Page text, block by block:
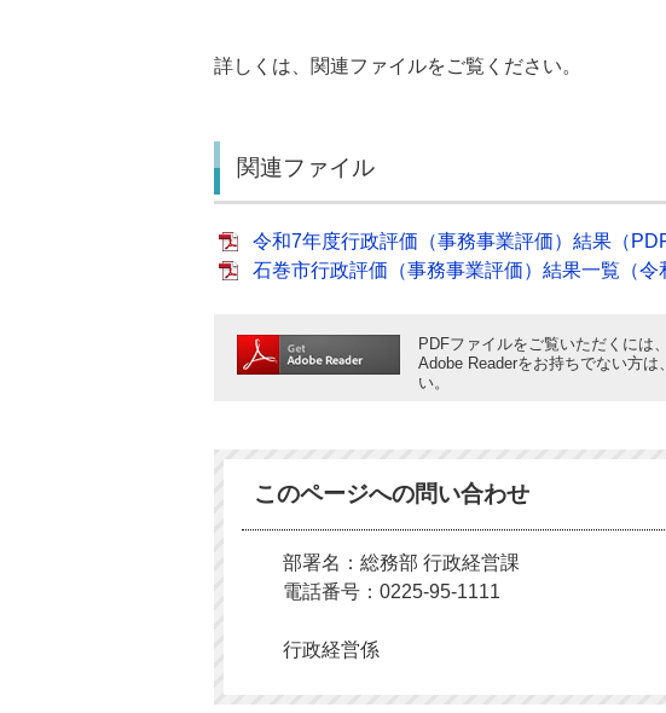
詳しくは、関連ファイルをご覧ください。
関連ファイル
令和7年度行政評価（事務事業評価）結果（
石巻市行政評価（事務事業評価）結果一覧（令
PDFファイルをご覧いただくには
Adobe Readerをお持ちでない方
い。
このページへの問い合わせ
部署名：総務部 行政経営課
電話番号：0225-95-1111
行政経営係